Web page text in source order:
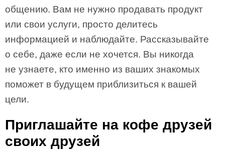
общению. Вам не нужно продавать продукт
или свои услуги, просто делитесь
информацией и наблюдайте. Рассказывайте
о себе, даже если не хочется. Вы никогда
не узнаете, кто именно из ваших знакомых
поможет в будущем приблизиться к вашей
цели.
Приглашайте на кофе друзей
своих друзей